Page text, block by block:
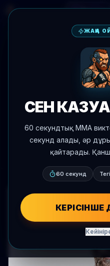
🎮 Фэнтези
Жаңалықтарға оралу
МакГрегор
времен
Автор: Oscar
ЖАҢА
СЕН
60 секундтық MMA
секунд алады, әр
қайтарады.
60 секунд
КЕРІСІНШЕ